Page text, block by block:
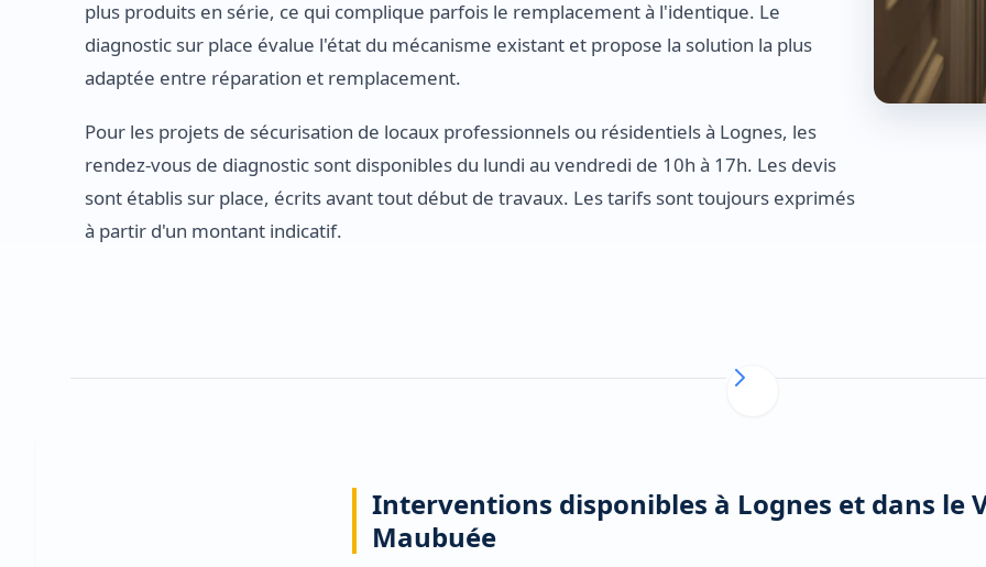
plus produits en série, ce qui complique parfois le remplacement à l'identique. Le
diagnostic sur place évalue l'état du mécanisme existant et propose la solution la plus
adaptée entre réparation et remplacement.
Pour les projets de sécurisation de locaux professionnels ou résidentiels à Lognes, les
rendez-vous de diagnostic sont disponibles du lundi au vendredi de 10h à 17h. Les devis
sont établis sur place, écrits avant tout début de travaux. Les tarifs sont toujours exprimés
à partir d'un montant indicatif.
Interventions disponibles à Lognes et dans le
Maubuée